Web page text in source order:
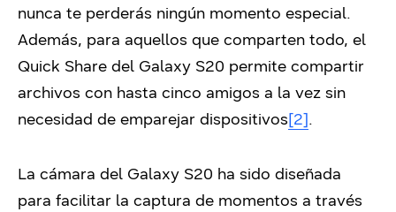
nunca te perderás ningún momento especial.
Además, para aquellos que comparten todo, el
Quick Share del Galaxy S20 permite compartir
archivos con hasta cinco amigos a la vez sin
necesidad de emparejar dispositivos[2].
La cámara del Galaxy S20 ha sido diseñada
para facilitar la captura de momentos a través